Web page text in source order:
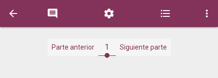
    
Parte anterior 1 Siguiente parte